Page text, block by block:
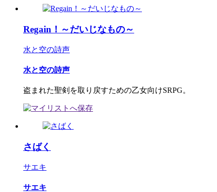
Regain！～だいじなもの～
水と空の詩声
水と空の詩声
盗まれた聖剣を取り戻すための乙女向けSRPG。
さばく
サエキ
サエキ